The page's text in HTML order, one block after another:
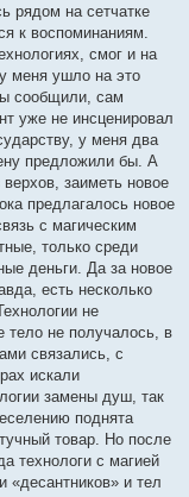
рядом на сетчатке
к воспоминаниям.
смог и на
меня ушло на это
сообщили, сам
уже не инсценировал
у меня два
предложили бы. А
заиметь новое
предлагалось новое
с магическим
только среди
деньги. Да за новое
есть несколько
не
не получалось, в
связались, с
искали
замены душ, так
поднята
товар. Но после
технологи с магией
«десантников» и тел